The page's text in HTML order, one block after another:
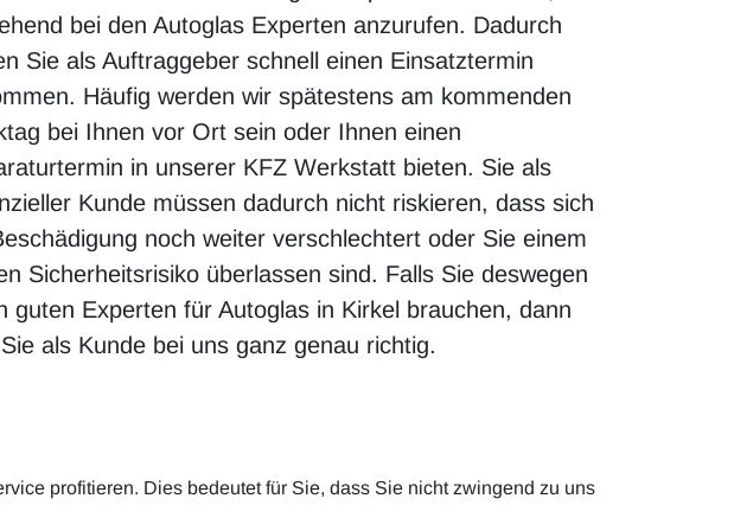
bei den Autoglas Experten anzurufen. Dadurch
Sie als Auftraggeber schnell einen Einsatztermin
Häufig werden wir spätestens am kommenden
bei Ihnen vor Ort sein oder Ihnen einen
in unserer KFZ Werkstatt bieten. Sie als
Kunde müssen dadurch nicht riskieren, dass sich
noch weiter verschlechtert oder Sie einem
Sicherheitsrisiko überlassen sind. Falls Sie deswegen
guten Experten für Autoglas in Kirkel brauchen, dann
als Kunde bei uns ganz genau richtig.
profitieren. Dies bedeutet für Sie, dass Sie nicht zwingend zu uns